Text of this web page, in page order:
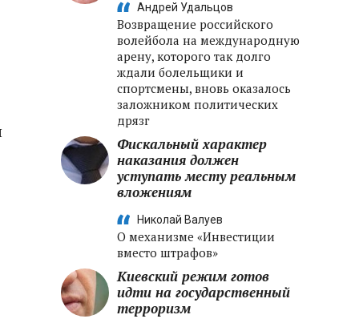
беспилотников над Россией и
акваторией Черного и Азовского
морей
Андрей Удальцов
Возвращение российского
волейбола на международную
арену, которого так долго
ждали болельщики и
спортсмены, вновь оказалось
заложником политических
дрязг
Фискальный характер
наказания должен
уступать месту реальным
вложениям
Николай Валуев
О механизме «Инвестиции
вместо штрафов»
Киевский режим готов
идти на государственный
терроризм